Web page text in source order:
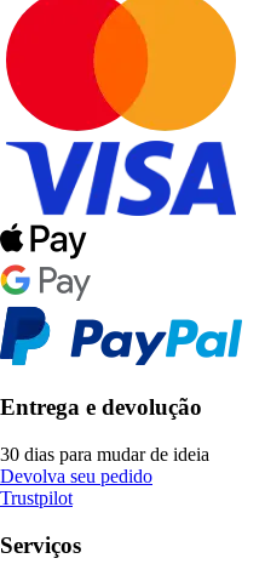
Entrega e devolução
30 dias para mudar de ideia
Devolva seu pedido
Trustpilot
Serviços